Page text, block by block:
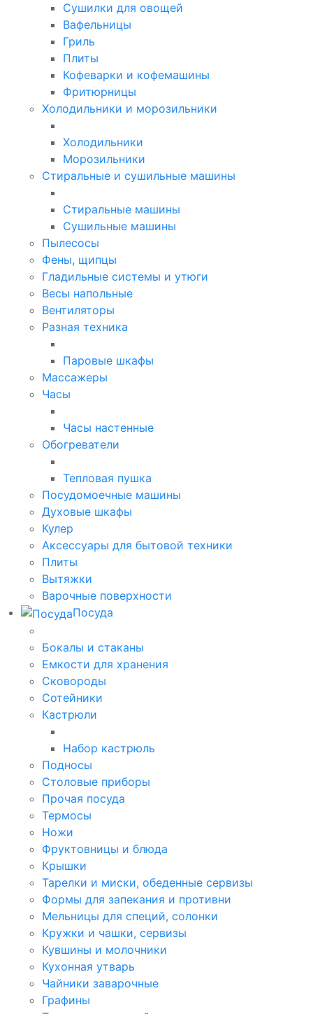
Сушилки для овощей
Вафельницы
Гриль
Плиты
Кофеварки и кофемашины
Фритюрницы
Холодильники и морозильники
Холодильники
Морозильники
Стиральные и сушильные машины
Стиральные машины
Сушильные машины
Пылесосы
Фены, щипцы
Гладильные системы и утюги
Весы напольные
Вентиляторы
Разная техника
Паровые шкафы
Массажеры
Часы
Часы настенные
Обогреватели
Тепловая пушка
Посудомоечные машины
Духовые шкафы
Кулер
Аксессуары для бытовой техники
Плиты
Вытяжки
Варочные поверхности
Посуда
Бокалы и стаканы
Емкости для хранения
Сковороды
Сотейники
Кастрюли
Набор кастрюль
Подносы
Столовые приборы
Прочая посуда
Термосы
Ножи
Фруктовницы и блюда
Крышки
Тарелки и миски, обеденные сервизы
Формы для запекания и противни
Мельницы для специй, солонки
Кружки и чашки, сервизы
Кувшины и молочники
Кухонная утварь
Чайники заварочные
Графины